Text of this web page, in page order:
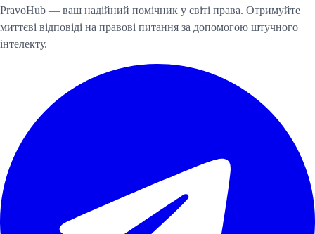
PravoHub — ваш надійний помічник у світі права. Отримуйте
миттєві відповіді на правові питання за допомогою штучного
інтелекту.